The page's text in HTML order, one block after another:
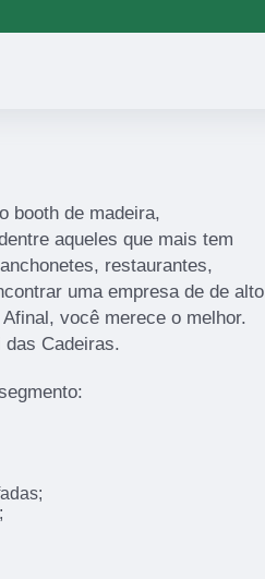
booth de madeira,
aqueles que mais tem
restaurantes,
uma empresa de de alto
você merece o melhor.
das Cadeiras.